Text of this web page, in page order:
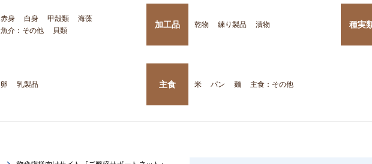
赤身 白身 甲殻類
海藻
魚介：その他
貝類
加工品 乾物 練り製品 漬物 種実
卵 乳製品 主食 米 パン 麺 主食：その他